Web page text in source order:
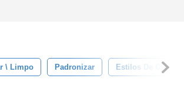
\ Limpo Padronizar Estilos De Camada